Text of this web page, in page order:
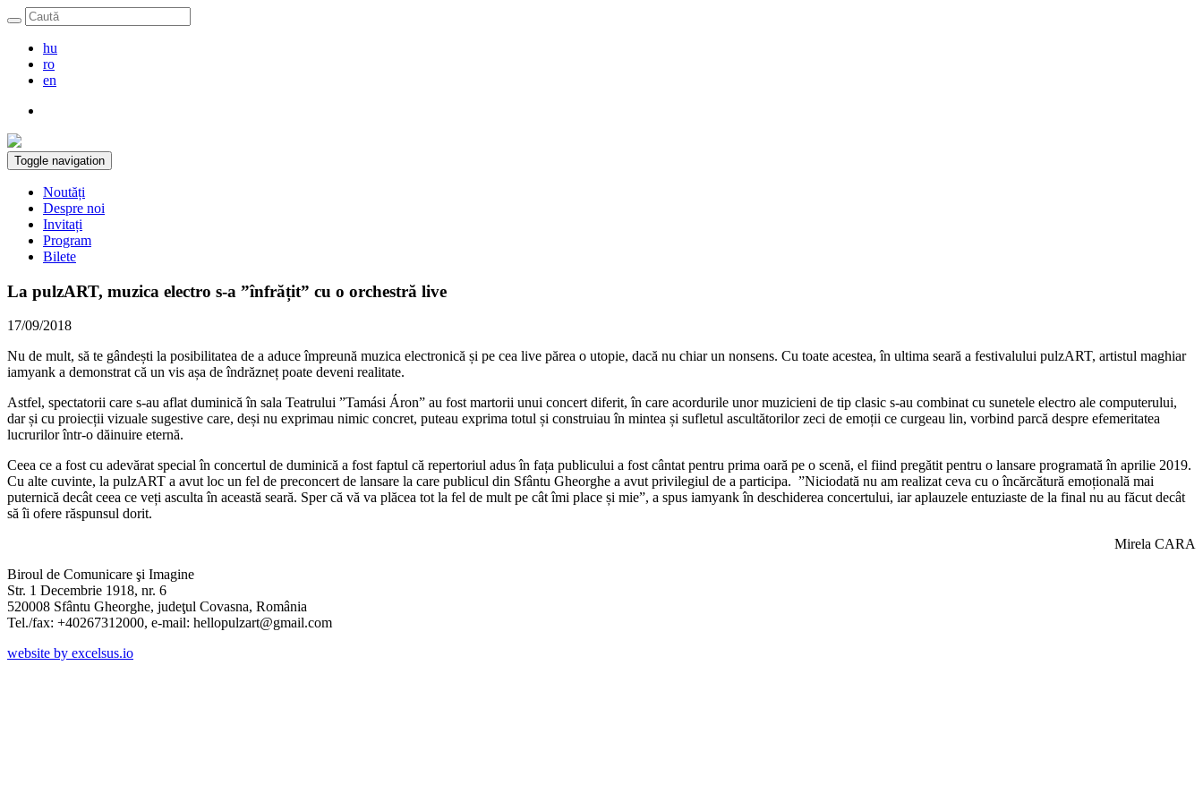
hu
ro
en
Toggle navigation
Noutăți
Despre noi
Invitați
Program
Bilete
La pulzART, muzica electro s-a ”înfrățit” cu o orchestră live
17/09/2018
Nu de mult, să te gândești la posibilitatea de a aduce împreună muzica electronică și pe cea live părea o utopie, dacă nu chiar un nonsens. Cu toate acestea, în ultima seară a festivalului pulzART, artistul maghiar
iamyank a demonstrat că un vis așa de îndrăzneț poate deveni realitate.
Astfel, spectatorii care s-au aflat duminică în sala Teatrului ”Tamási Áron” au fost martorii unui concert diferit, în care acordurile unor muzicieni de tip clasic s-au combinat cu sunetele electro ale computerului,
dar și cu proiecții vizuale sugestive care, deși nu exprimau nimic concret, puteau exprima totul și construiau în mintea și sufletul ascultătorilor zeci de emoții ce curgeau lin, vorbind parcă despre efemeritatea
lucrurilor într-o dăinuire eternă.
Ceea ce a fost cu adevărat special în concertul de duminică a fost faptul că repertoriul adus în fața publicului a fost cântat pentru prima oară pe o scenă, el fiind pregătit pentru o lansare programată în aprilie 2019.
Cu alte cuvinte, la pulzART a avut loc un fel de preconcert de lansare la care publicul din Sfântu Gheorghe a avut privilegiul de a participa. ”Niciodată nu am realizat ceva cu o încărcătură emoțională mai
puternică decât ceea ce veți asculta în această seară. Sper că vă va plăcea tot la fel de mult pe cât îmi place și mie”, a spus iamyank în deschiderea concertului, iar aplauzele entuziaste de la final nu au făcut decât
să îi ofere răspunsul dorit.
Mirela CARA
Biroul de Comunicare şi Imagine
Str. 1 Decembrie 1918, nr. 6
520008 Sfântu Gheorghe, judeţul Covasna, România
Tel./fax: +40267312000, e-mail: hellopulzart@gmail.com
website by excelsus.io